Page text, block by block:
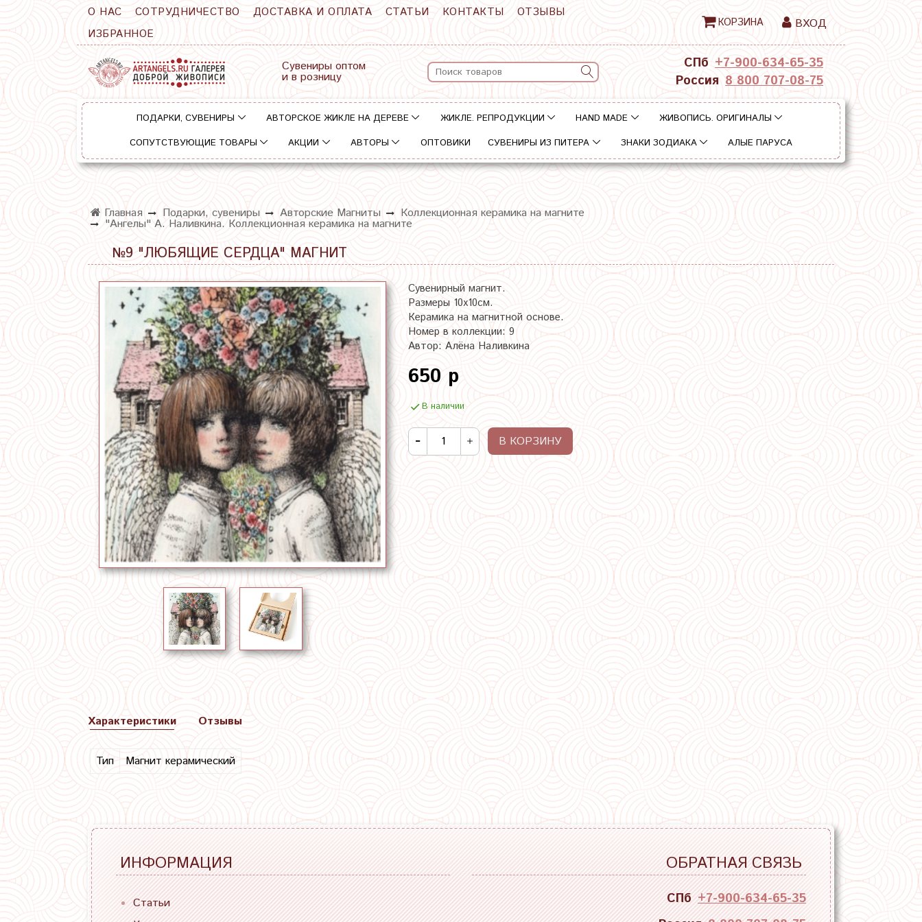
О НАС СОТРУДНИЧЕСТВО ДОСТАВКА И ОПЛАТА СТАТЬИ КОНТАКТЫ
ОТЗЫВЫ
ИЗБРАННОЕ
КОРЗИНА ВХОД
Сувениры оптом
и в розницу
СПб +7-900-634-65-35
Россия 8 800 707-08-75
ПОДАРКИ, СУВЕНИРЫ АВТОРСКОЕ ЖИКЛЕ НА ДЕРЕВЕ ЖИКЛЕ. РЕПРОДУКЦИИ HAND MADE
ЖИВОПИСЬ. ОРИГИНАЛЫ
СОПУТСТВУЮЩИЕ ТОВАРЫ
АКЦИИ АВТОРЫ ОПТОВИКИ СУВЕНИРЫ ИЗ ПИТЕРА ЗНАКИ ЗОДИАКА АЛЫЕ ПАРУСА
Главная Подарки, сувениры Авторские Магниты Коллекционная керамика на магните
"Ангелы" А. Наливкина. Коллекционная керамика на магните
№9 "ЛЮБЯЩИЕ СЕРДЦА" МАГНИТ
Сувенирный магнит.
Размеры 10х10см.
Керамика на магнитной основе.
Номер в коллекции: 9
Автор: Алёна Наливкина
650 р
В наличии
В КОРЗИНУ
Характеристики
Тип Магнит керамический
Отзывы
ИНФОРМАЦИЯ
Статьи
ОБРАТНАЯ СВЯЗЬ
СПб +7-900-634-65-35